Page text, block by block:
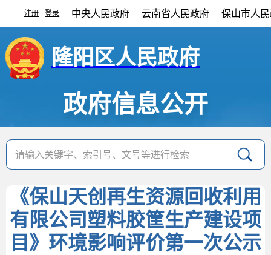
注册 登录 中央人民政府 云南省人民政府 保山市人
隆阳区人民政府
政府信息公开
《保山天创再生资源回收利用
有限公司塑料胶筐生产建设项
目》环境影响评价第一次公示